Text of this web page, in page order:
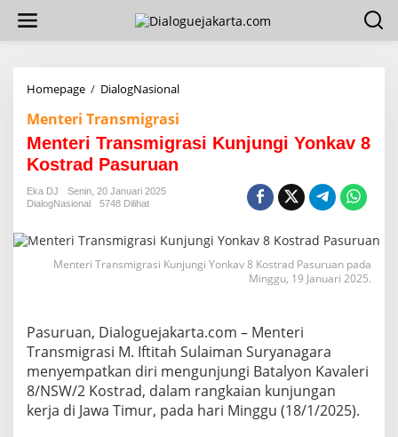
w
Homepage / DialogNasional
t
e
a
n
s
r
a
s
i
K
u
Menteri Transmigrasi
Menteri Transmigrasi Kunjungi Yonkav 8
Kostrad Pasuruan
Eka DJ
Senin, 20 Januari 2025
DialogNasional
5748 Dilihat
Menteri Transmigrasi Kunjungi Yonkav 8 Kostrad Pasuruan pada
Minggu, 19 Januari 2025.
Pasuruan, Dialoguejakarta.com – Menteri
Transmigrasi M. Iftitah Sulaiman Suryanagara
menyempatkan diri mengunjungi Batalyon Kavaleri
8/NSW/2 Kostrad, dalam rangkaian kunjungan
kerja di Jawa Timur, pada hari Minggu (18/1/2025).